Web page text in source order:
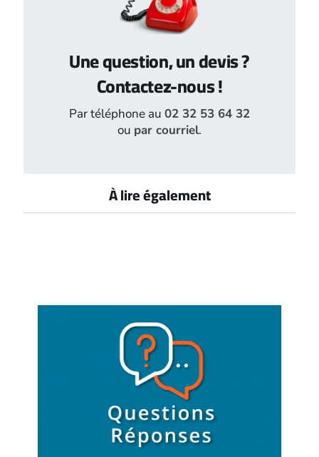
Une question, un devis ?
Contactez-nous !
Par téléphone au 02 32 53 64 32
ou par courriel.
À lire également